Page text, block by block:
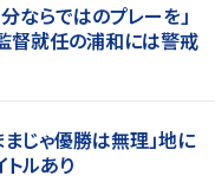
ならではのプレーを」
就任の浦和には警戒
まじゃ優勝は無理」地に
ルあり